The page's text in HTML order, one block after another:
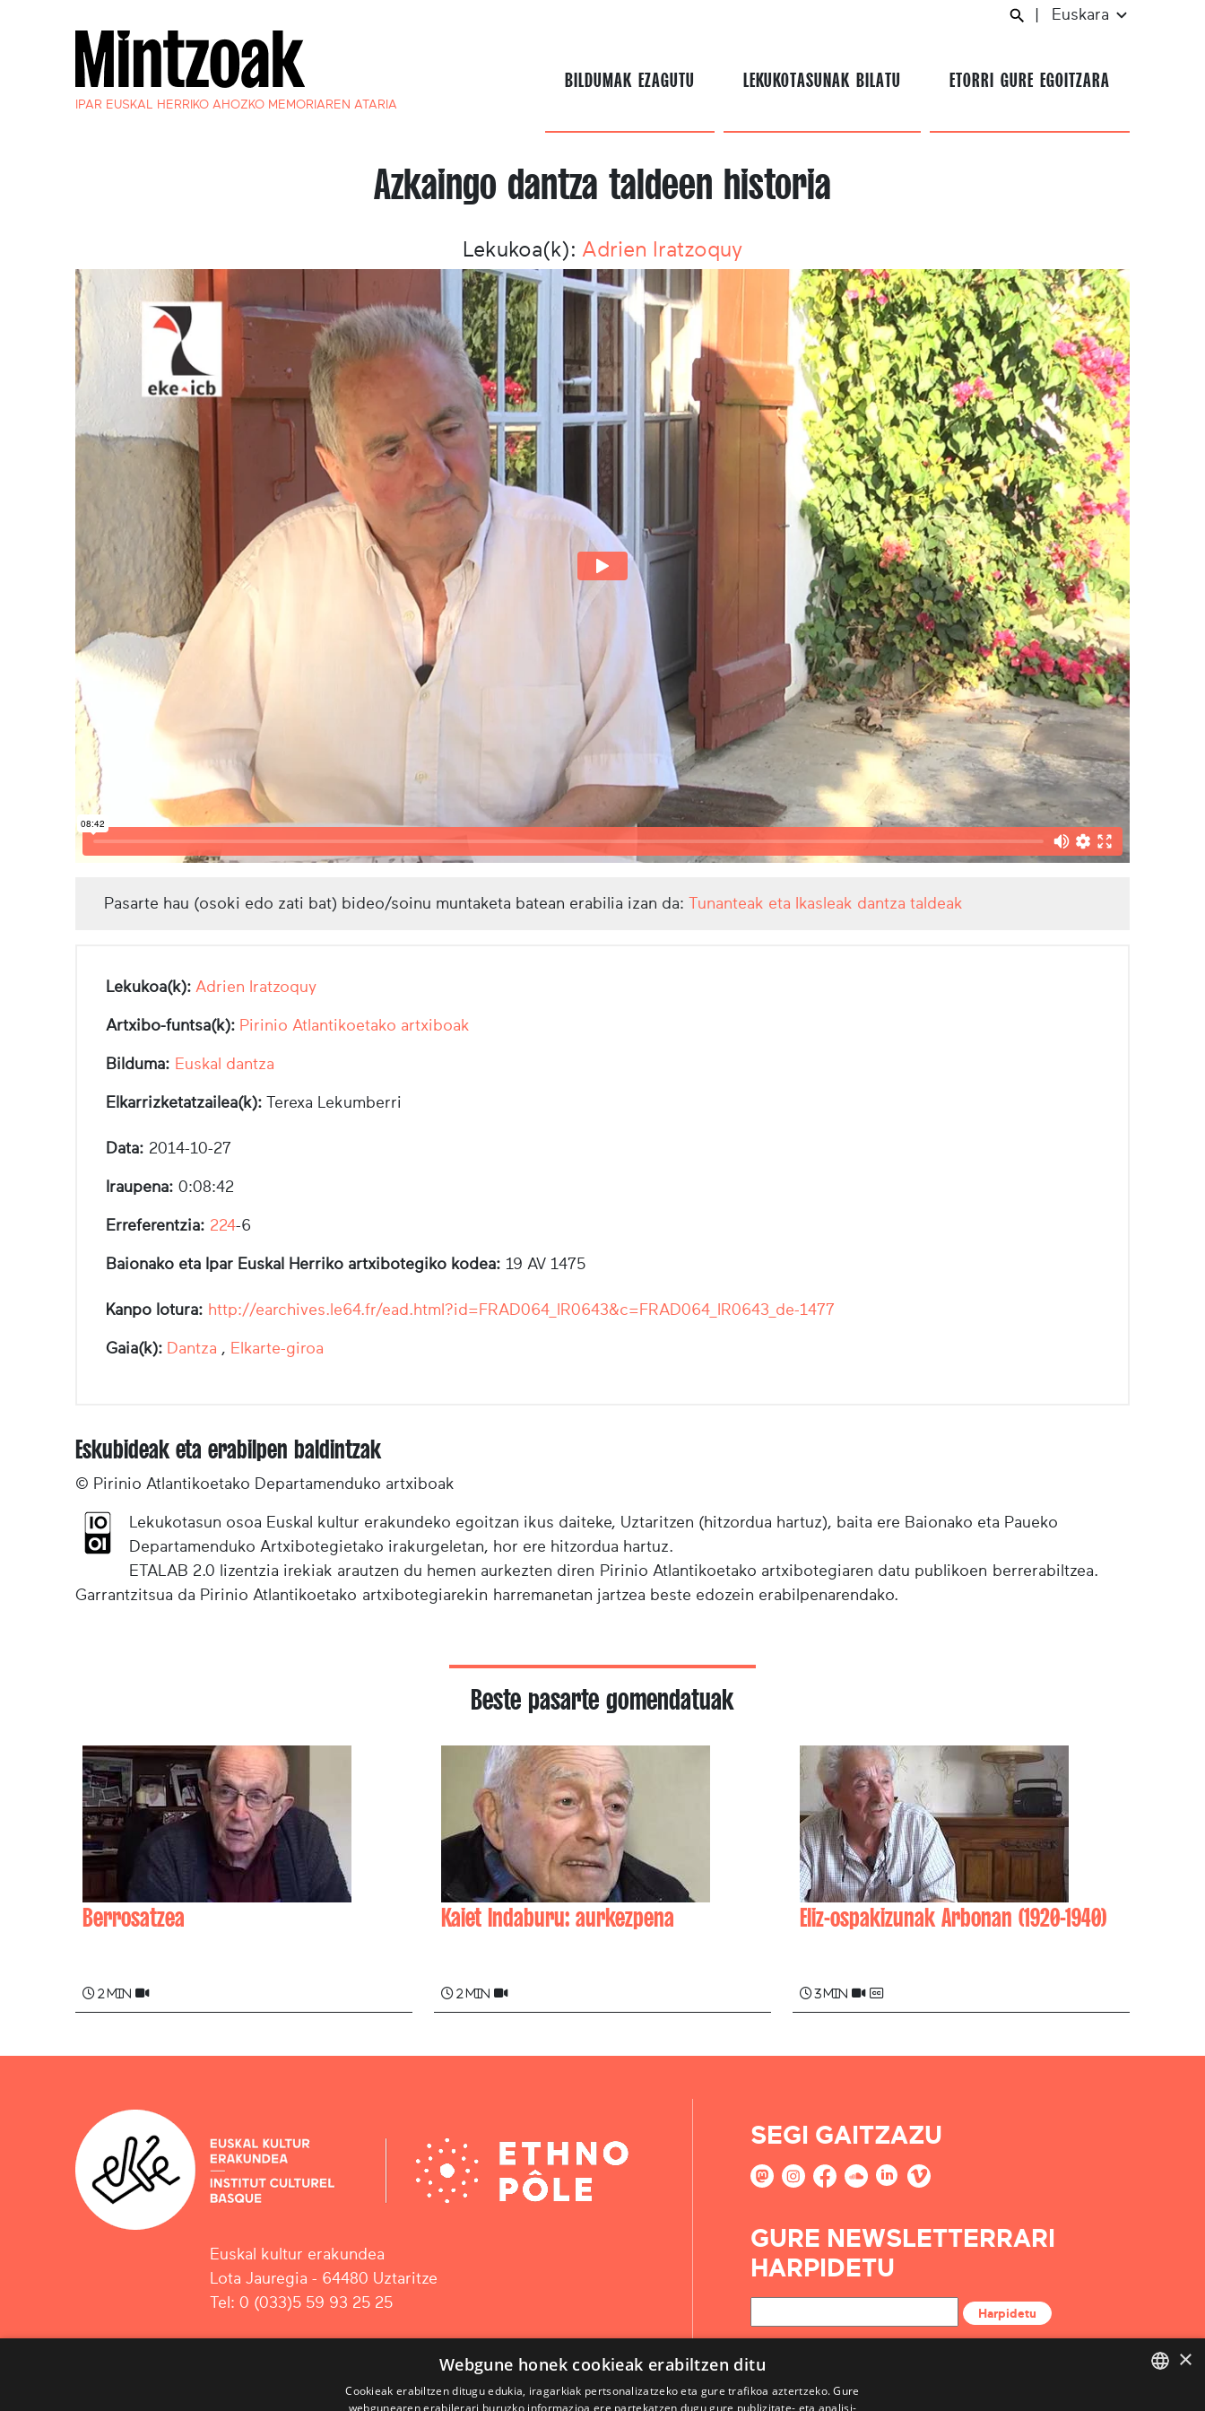
IPAR EUSKAL HERRIKO AHOZKO MEMORIAREN ATARIA
Euskara
BILDUMAK EZAGUTU LEKUKOTASUNAK BILATU ETORRI GURE EGOITZARA
Azkaingo dantza taldeen historia
Lekukoa(k): Adrien Iratzoquy
Pasarte hau (osoki edo zati bat) bideo/soinu muntaketa batean erabilia izan da: Tunanteak eta Ikasleak dantza taldeak
Lekukoa(k): Adrien Iratzoquy
Artxibo-funtsa(k): Pirinio Atlantikoetako artxiboak
Bilduma: Euskal dantza
Elkarrizketatzailea(k): Terexa Lekumberri
Data: 2014-10-27
Iraupena: 0:08:42
Erreferentzia: 224-6
Baionako eta Ipar Euskal Herriko artxibotegiko kodea: 19 AV 1475
Kanpo lotura: http://earchives.le64.fr/ead.html?id=FRAD064_IR0643&c=FRAD064_IR0643_de-1477
Gaia(k): Dantza , Elkarte-giroa
Eskubideak eta erabilpen baldintzak
© Pirinio Atlantikoetako Departamenduko artxiboak
Lekukotasun osoa Euskal kultur erakundeko egoitzan ikus daiteke, Uztaritzen (hitzordua hartuz), baita ere Baionako eta Paueko
Departamenduko Artxibotegietako irakurgeletan, hor ere hitzordua hartuz.
ETALAB 2.0 lizentzia irekiak arautzen du hemen aurkezten diren Pirinio Atlantikoetako artxibotegiaren datu publikoen berrerabiltzea.
Garrantzitsua da Pirinio Atlantikoetako artxibotegiarekin harremanetan jartzea beste edozein erabilpenarendako.
Beste pasarte gomendatuak
Berrosatzea
2 min
Kaiet Indaburu: aurkezpena
2 min
Eliz-ospakizunak Arbonan (1920-1940)
3 min
Euskal kultur erakundea
Lota Jauregia - 64480 Uztaritze
Tel: 0 (033)5 59 93 25 25
SEGI GAITZAZU
GURE NEWSLETTERRARI
HARPIDETU
Harpidetu
×
Webgune honek cookieak erabiltzen ditu
Cookieak erabiltzen ditugu edukia, iragarkiak pertsonalizatzeko eta gure trafikoa aztertzeko. Gure
webgunearen erabilerari buruzko informazioa ere partekatzen dugu gure publizitate- eta analisi-